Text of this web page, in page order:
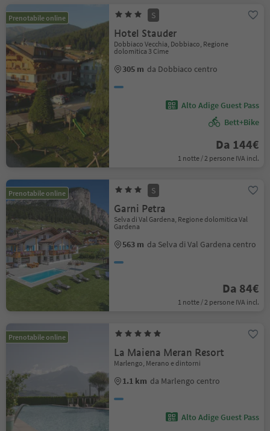
Prenotabile online S
Hotel Stauder
Dobbiaco Vecchia, Dobbiaco, Regione
dolomitica 3 Cime
305 m da Dobbiaco centro
Alto Adige Guest Pass
Bett+Bike
Da 144€
1 notte / 2 persone IVA incl.
Prenotabile online S
Garni Petra
Selva di Val Gardena, Regione dolomitica Val
Gardena
563 m da Selva di Val Gardena centro
Da 84€
1 notte / 2 persone IVA incl.
Prenotabile online
La Maiena Meran Resort
Marlengo, Merano e dintorni
1.1 km da Marlengo centro
Alto Adige Guest Pass